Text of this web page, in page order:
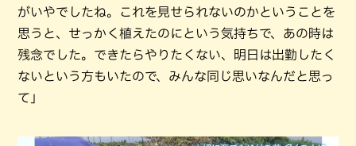
がいやでしたね。これを見せられないのかということを
思うと、せっかく植えたのにという気持ちで、あの時は
残念でした。できたらやりたくない、明日は出勤したく
ないという方もいたので、みんな同じ思いなんだと思っ
て」